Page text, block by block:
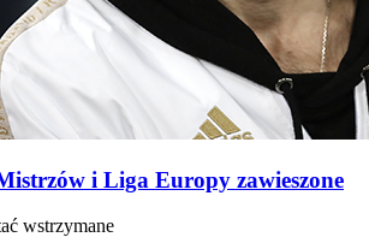
i Liga Europy zawieszone
wstrzymane